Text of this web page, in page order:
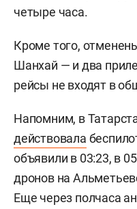
четыре часа.
Кроме того,
Шанхай — и два
рейсы не входят в
Напомним, в
действовала
объявили в 03:23, в
дронов на
Еще через полчаса